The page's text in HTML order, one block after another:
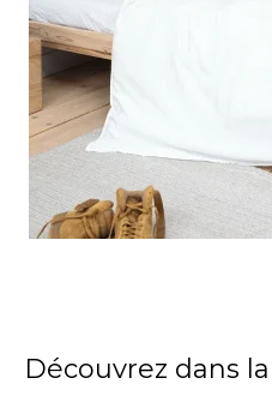
Découvrez dans